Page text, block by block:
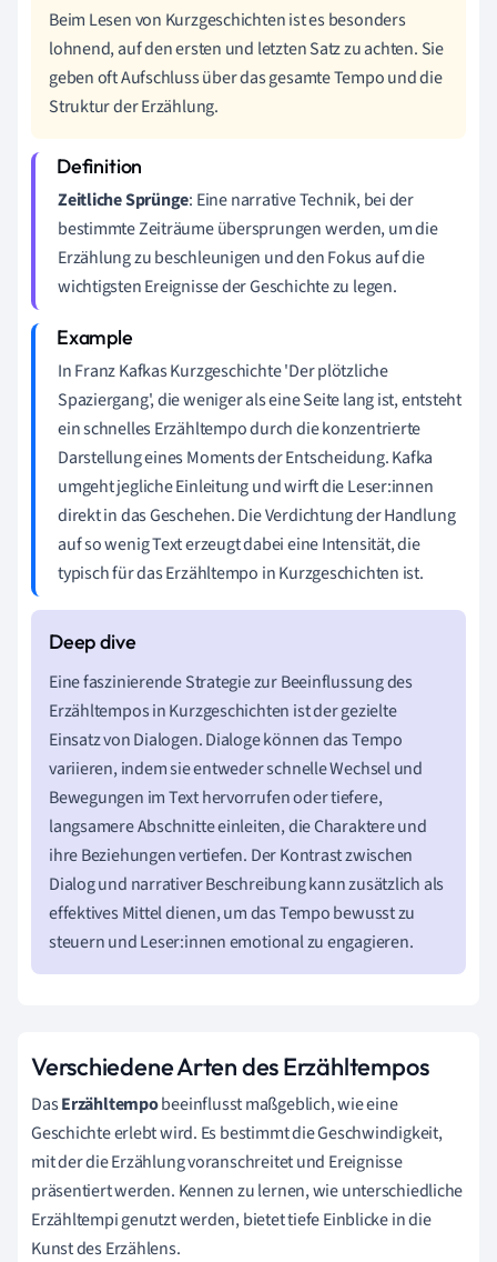
Beim Lesen von Kurzgeschichten ist es besonders
lohnend, auf den ersten und letzten Satz zu achten. Sie
geben oft Aufschluss über das gesamte Tempo und die
Struktur der Erzählung.
Zeitliche Sprünge: Eine narrative Technik, bei der
bestimmte Zeiträume übersprungen werden, um die
Erzählung zu beschleunigen und den Fokus auf die
wichtigsten Ereignisse der Geschichte zu legen.
In Franz Kafkas Kurzgeschichte 'Der plötzliche
Spaziergang', die weniger als eine Seite lang ist, entsteht
ein schnelles Erzähltempo durch die konzentrierte
Darstellung eines Moments der Entscheidung. Kafka
umgeht jegliche Einleitung und wirft die Leser:innen
direkt in das Geschehen. Die Verdichtung der Handlung
auf so wenig Text erzeugt dabei eine Intensität, die
typisch für das Erzähltempo in Kurzgeschichten ist.
Eine faszinierende Strategie zur Beeinflussung des
Erzähltempos in Kurzgeschichten ist der gezielte
Einsatz von Dialogen. Dialoge können das Tempo
variieren, indem sie entweder schnelle Wechsel und
Bewegungen im Text hervorrufen oder tiefere,
langsamere Abschnitte einleiten, die Charaktere und
ihre Beziehungen vertiefen. Der Kontrast zwischen
Dialog und narrativer Beschreibung kann zusätzlich als
effektives Mittel dienen, um das Tempo bewusst zu
steuern und Leser:innen emotional zu engagieren.
Verschiedene Arten des Erzähltempos
DasErzähltempobeeinflusst maßgeblich, wie eine
Geschichte erlebt wird. Es bestimmt die Geschwindigkeit,
mit der die Erzählung voranschreitet und Ereignisse
präsentiert werden. Kennen zu lernen, wie unterschiedliche
Erzähltempi genutzt werden, bietet tiefe Einblicke in die
Kunst des Erzählens.